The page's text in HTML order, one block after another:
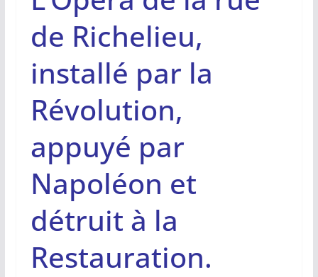
de Richelieu,
installé par la
Révolution,
appuyé par
Napoléon et
détruit à la
Restauration.